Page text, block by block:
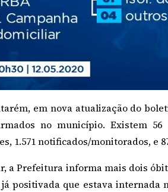
em nova atualização do
no município. Existem 56
1.571 notificados/monitorados, e
a Prefeitura informa mais dois
positivada que estava internada